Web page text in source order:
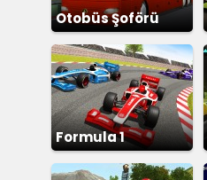
Otobüs Şoförü
Simülatör
Formula 1